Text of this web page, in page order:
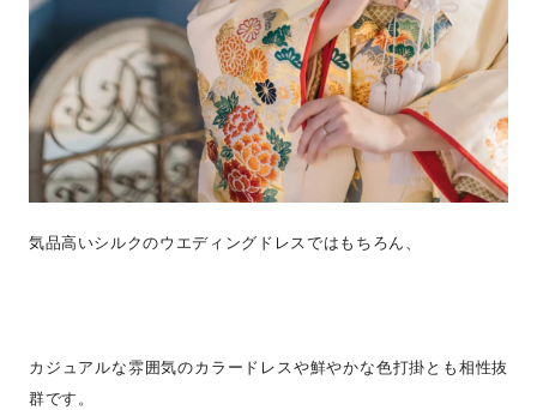
気品高いシルクのウエディングドレスではもちろん、
カジュアルな雰囲気のカラードレスや鮮やかな色打掛とも相性抜
群です。